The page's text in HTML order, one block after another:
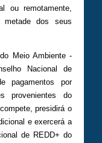
ou remotamente,
dos seus
Meio Ambiente -
Nacional de
pagamentos por
provenientes do
presidirá o
e exercerá a
de REDD+ do